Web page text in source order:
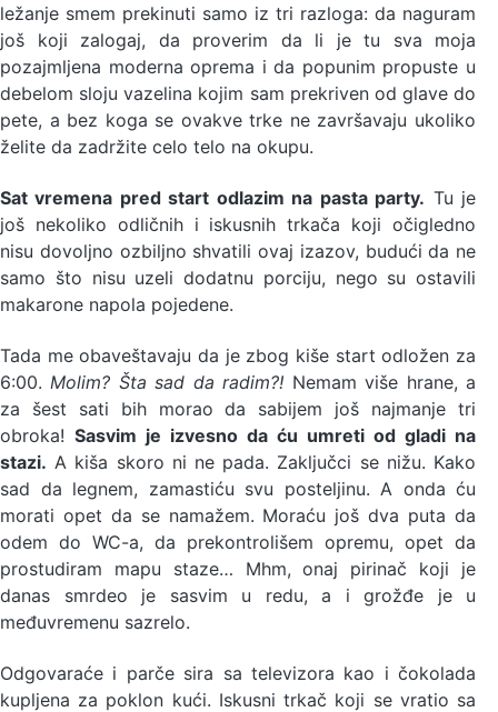
ležanje smem prekinuti samo iz tri razloga: da naguram
još koji zalogaj, da proverim da li je tu sva moja
pozajmljena moderna oprema i da popunim propuste u
debelom sloju vazelina kojim sam prekriven od glave do
pete, a bez koga se ovakve trke ne završavaju ukoliko
želite da zadržite celo telo na okupu.
Sat vremena pred start odlazim na pasta party. Tu je
još nekoliko odličnih i iskusnih trkača koji očigledno
nisu dovoljno ozbiljno shvatili ovaj izazov, budući da ne
samo što nisu uzeli dodatnu porciju, nego su ostavili
makarone napola pojedene.
Tada me obaveštavaju da je zbog kiše start odložen za
6:00. Molim? Šta sad da radim?! Nemam više hrane, a
za šest sati bih morao da sabijem još najmanje tri
obroka! Sasvim je izvesno da ću umreti od gladi na
stazi. A kiša skoro ni ne pada. Zaključci se nižu. Kako
sad da legnem, zamastiću svu posteljinu. A onda ću
morati opet da se namažem. Moraću još dva puta da
odem do WC-a, da prekontrolišem opremu, opet da
prostudiram mapu staze… Mhm, onaj pirinač koji je
danas smrdeo je sasvim u redu, a i grožđe je u
međuvremenu sazrelo.
Odgovaraće i parče sira sa televizora kao i čokolada
kupljena za poklon kući. Iskusni trkač koji se vratio sa